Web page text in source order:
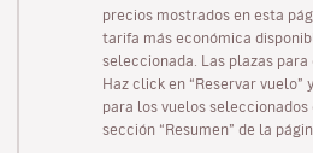
precios mostrados en esta
tarifa más económica
seleccionada. Las plazas
Haz click en “Reservar
para los vuelos
sección “Resumen” de la